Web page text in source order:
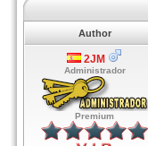
Author
2JM
Administrador
Premium